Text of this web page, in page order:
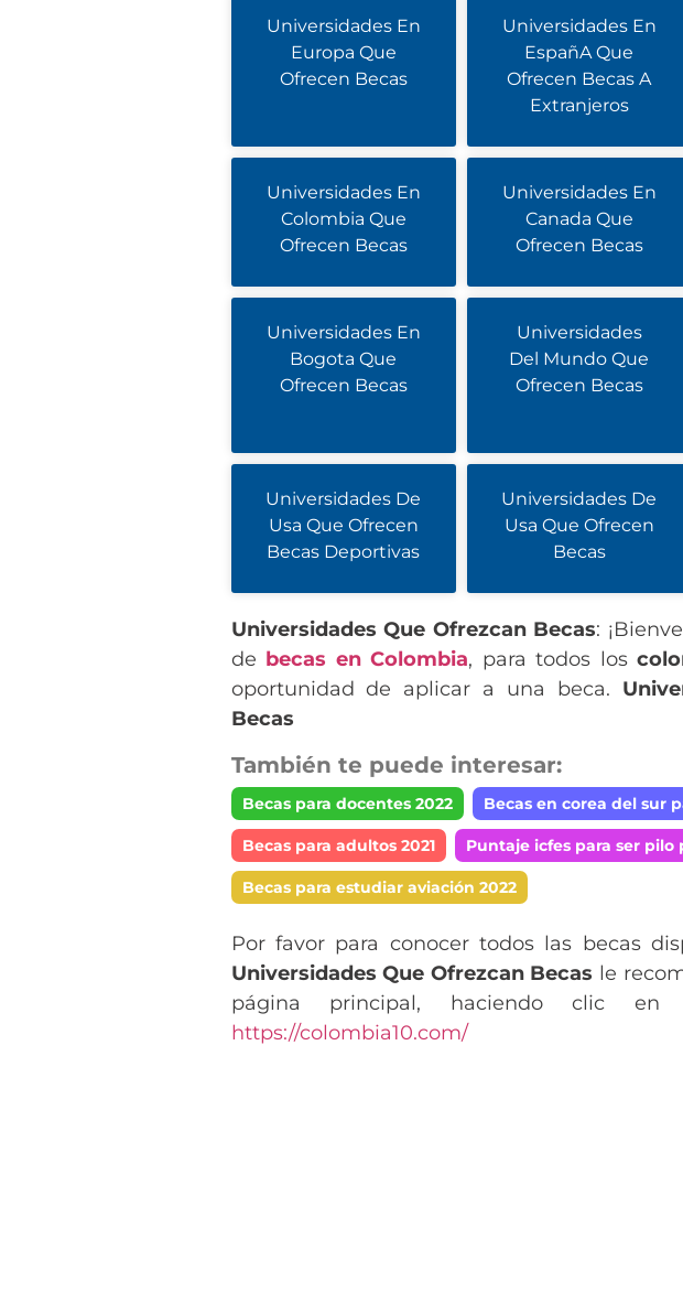
Universidades En
Europa Que
Ofrecen Becas
Universidades En
EspañA Que
Ofrecen Becas A
Extranjeros
Universidades En
Colombia Que
Ofrecen Becas
Universidades En
Canada Que
Ofrecen Becas
Universidades En
Bogota Que
Ofrecen Becas
Universidades
Del Mundo Que
Ofrecen Becas
Universidades De
Usa Que Ofrecen
Becas Deportivas
Universidades De
Usa Que Ofrecen
Becas
Universidades Que Ofrezcan Becas:
de becas en Colombia, para todos los
oportunidad de aplicar a una beca.
Becas
También te puede interesar:
Becas para docentes 2022 Becas en corea del sur
Becas para adultos 2021 Puntaje icfes para ser pilo
Becas para estudiar aviación 2022
Por favor para conocer todos las becas
Universidades Que Ofrezcan Becas le
página principal, haciendo clic en
https://colombia10.com/